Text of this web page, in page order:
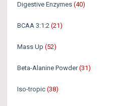
Digestive Enzymes (40)
BCAA 3:1:2 (21)
Mass Up (52)
Beta-Alanine Powder (31)
Iso-tropic (38)